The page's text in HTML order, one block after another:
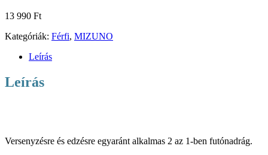
13 990 Ft
Kategóriák: Férfi, MIZUNO
Leírás
Leírás
Versenyzésre és edzésre egyaránt alkalmas 2 az 1-ben futónadrág.